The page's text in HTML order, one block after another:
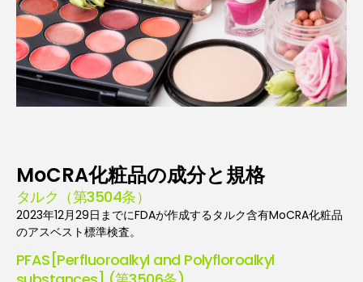
MoCRA化粧品の成分と規格
タルク（第3504条）
2023年12月29日までにFDAが作成するタルク含有MoCRA化粧品
のアスベスト標準検査。
PFAS[Perfluoroalkyl and Polyfloroalkyl